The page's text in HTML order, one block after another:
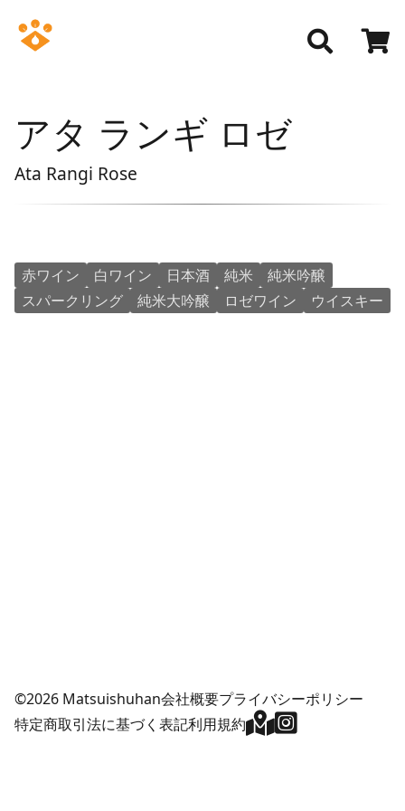
アタ ランギ ロゼ
Ata Rangi Rose
赤ワイン 白ワイン 日本酒 純米
純米吟醸
スパークリング
純米大吟醸 ロゼワイン ウイスキー
©2026 Matsuishuhan会社概要プライバシーポリシー
特定商取引法に基づく表記利用規約